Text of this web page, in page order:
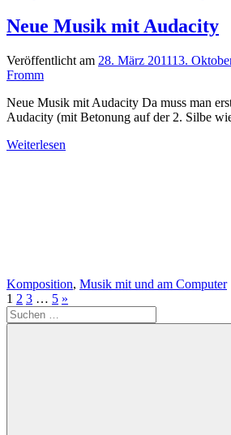
Neue Musik mit Audacity
Veröffentlicht am 28. März 201113.
Fromm
Neue Musik mit Audacity Da muss man
Audacity (mit Betonung auf der 2. Silbe
Weiterlesen
Komposition, Musik mit und am Computer
Seitennummerierung
der
1 2 3 … 5 Nächste
»
Suchen
nach: